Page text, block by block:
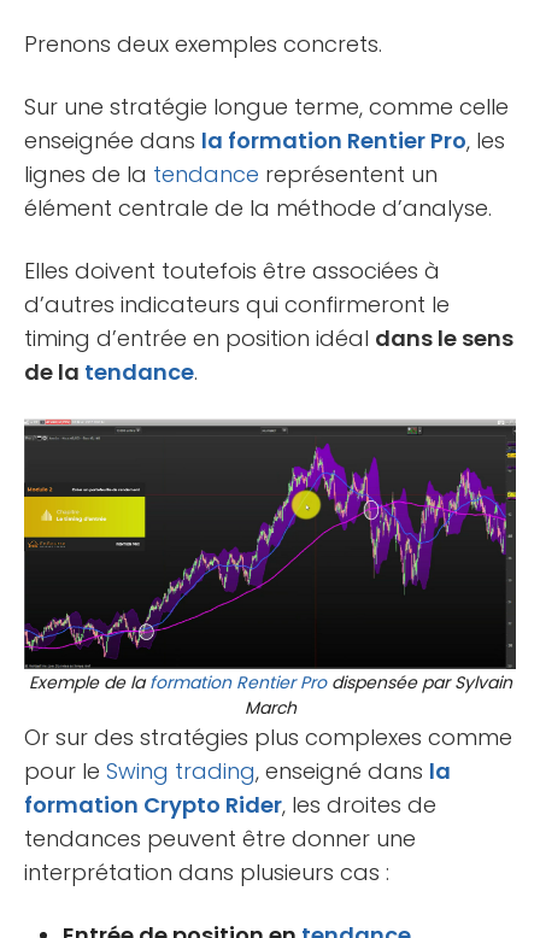
Prenons deux exemples concrets.
Sur une stratégie longue terme, comme celle
enseignée dans la formation Rentier Pro, les
lignes de la tendance représentent un
élément centrale de la méthode d’analyse.
Elles doivent toutefois être associées à
d’autres indicateurs qui confirmeront le
timing d’entrée en position idéal dans le sens
de la tendance.
Exemple de laformation Rentier Prodispensée par Sylvain
March
Or sur des stratégies plus complexes comme
pour le Swing trading, enseigné dans la
formation Crypto Rider, les droites de
tendances peuvent être donner une
interprétation dans plusieurs cas :